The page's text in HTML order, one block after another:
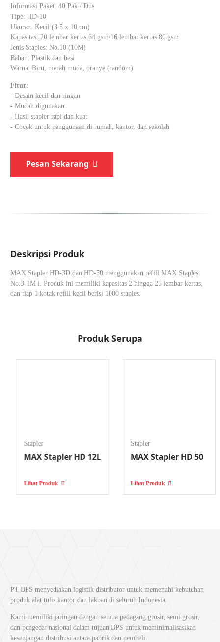
Informasi Paket: 40 Pak / Dus
Tipe: HD-10
Ukuran: Kecil (3.5 x 10 cm)
Kapasitas: 20 lembar kertas 64 gsm/16 lembar kertas 80 gsm
Jenis Staples: No.10 (10M)
Bahan: Plastik dan besi
Warna: Biru, merah muda, oranye (random)
Fitur:
- Desain kecil dan ringan
- Mudah digunakan
- Hasil stapler rapi dan kuat
- Cocok untuk penggunaan di rumah, kantor, dan sekolah
Pesan Sekarang
Deskripsi Produk
MAX Stapler HD-3D dan HD-50 menggunakan refill MAX Staples
No.3-1M l. Produk ini memiliki kapasitas 2 hingga 25 lembar kertas,
dan tiap 1 kotak refill kecil berisi 1000 staples.
Produk Serupa
Stapler
MAX Stapler HD 12L
Lihat Produk
Stapler
MAX Stapler HD 50
Lihat Produk
PT BPS menyediakan logistik distributor untuk memenuhi kebutuhan
produk alat tulis kantor dan lakban di seluruh Indonesia.
Kami memiliki jaringan dengan semua pedagang grosir, semi grosir,
dan pengecer nasional dalam tujuan BPS untuk meminimalisasikan
kesenjangan distribusi antara pabrik dan pembeli.